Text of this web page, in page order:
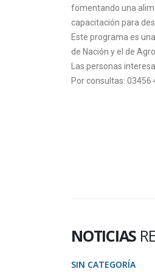
fomentando una
capacitación para
Este programa es
de Nación y el de
Las personas
Por consultas: 03456
NOTICIAS
SIN CATEGORÍA